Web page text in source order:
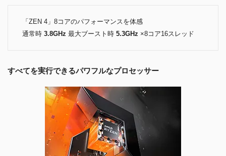
「ZEN 4」8コアのパフォーマンスを体感
通常時 3.8GHz 最大ブースト時 5.3GHz ×8コア16スレッド
すべてを実行できるパワフルなプロセッサー